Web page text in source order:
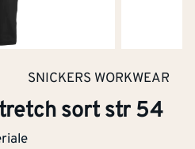
SNICKERS WORKWEAR
sort str 54